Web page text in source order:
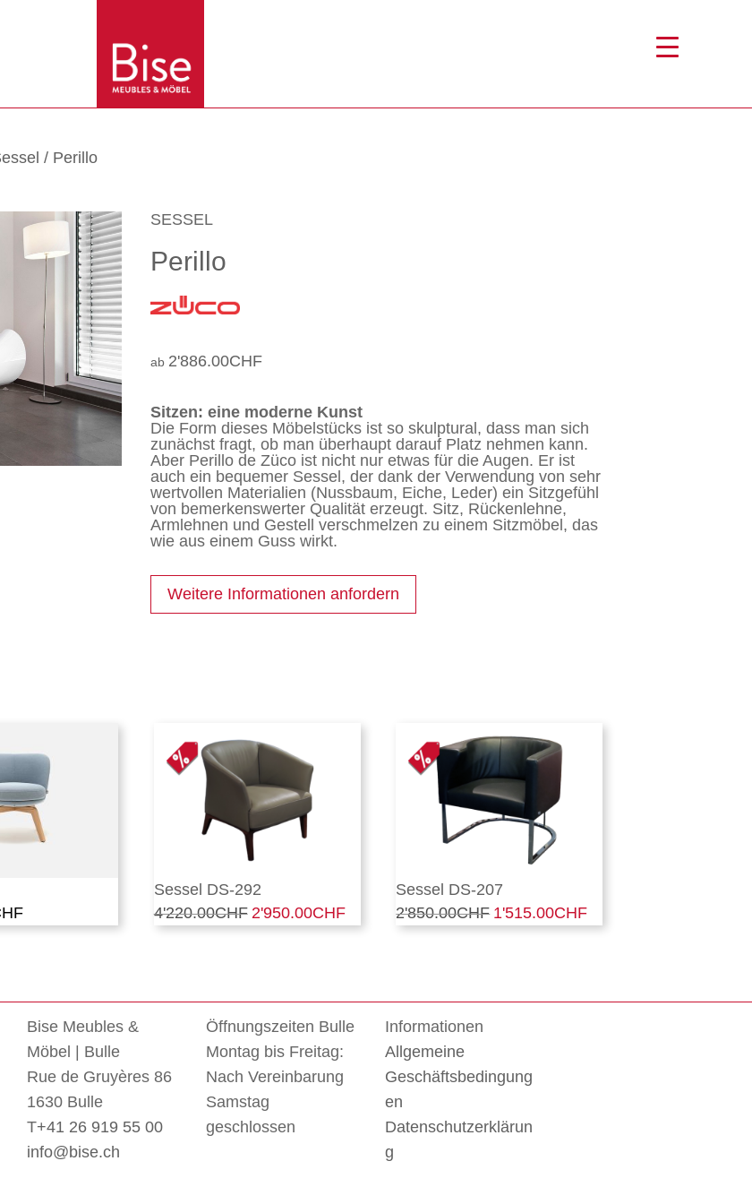
/ Perillo
SESSEL
Perillo
2'886.00CHF
Sitzen: eine moderne Kunst
Die Form dieses Möbelstücks ist so skulptural, dass man sich
zunächst fragt, ob man überhaupt darauf Platz nehmen kann.
Aber Perillo de Züco ist nicht nur etwas für die Augen. Er ist
auch ein bequemer Sessel, der dank der Verwendung von sehr
wertvollen Materialien (Nussbaum, Eiche, Leder) ein Sitzgefühl
von bemerkenswerter Qualität erzeugt. Sitz, Rückenlehne,
Armlehnen und Gestell verschmelzen zu einem Sitzmöbel, das
wie aus einem Guss wirkt.
Weitere Informationen anfordern
Sessel DS-292
4'220.00CHF Ursprünglicher
2'950.00CHFAktueller
Sessel DS-207
2'850.00CHF Ursprünglicher
1'515.00CHFAktueller
Bise Meubles &
Möbel | Bulle
Rue de Gruyères 86
1630 Bulle
T+41 26 919 55 00
info@bise.ch
Öffnungszeiten Bulle
Montag bis Freitag:
Nach Vereinbarung
Samstag
geschlossen
Informationen
Allgemeine
Geschäftsbedingung
en
Datenschutzerklärun
g